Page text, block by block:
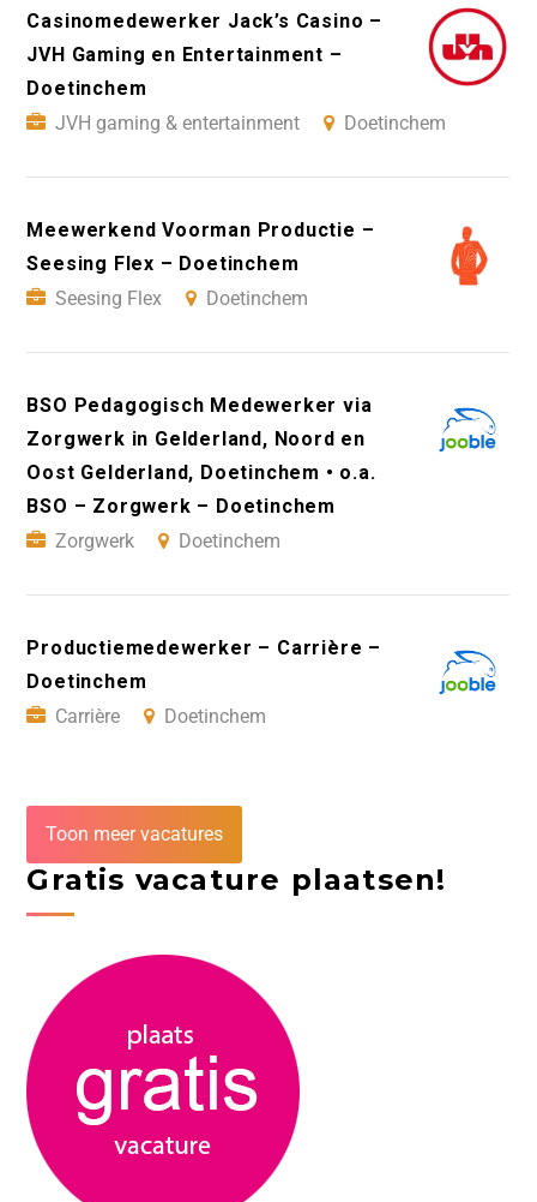
Casinomedewerker Jack’s Casino –
JVH Gaming en Entertainment –
Doetinchem
JVH gaming & entertainment
Doetinchem
Meewerkend Voorman Productie –
Seesing Flex – Doetinchem
Seesing Flex
Doetinchem
BSO Pedagogisch Medewerker via
Zorgwerk in Gelderland, Noord en
Oost Gelderland, Doetinchem • o.a.
BSO – Zorgwerk – Doetinchem
Zorgwerk
Doetinchem
Productiemedewerker – Carrière –
Doetinchem
Carrière
Doetinchem
Toon meer vacatures
Gratis vacature plaatsen!